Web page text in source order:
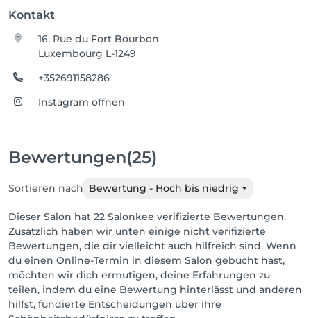
Kontakt
16, Rue du Fort Bourbon
Luxembourg L-1249
+352691158286
Instagram öffnen
Bewertungen(25)
Sortieren nach Bewertung - Hoch bis niedrig
Dieser Salon hat 22 Salonkee verifizierte Bewertungen.
Zusätzlich haben wir unten einige nicht verifizierte
Bewertungen, die dir vielleicht auch hilfreich sind. Wenn
du einen Online-Termin in diesem Salon gebucht hast,
möchten wir dich ermutigen, deine Erfahrungen zu
teilen, indem du eine Bewertung hinterlässt und anderen
hilfst, fundierte Entscheidungen über ihre